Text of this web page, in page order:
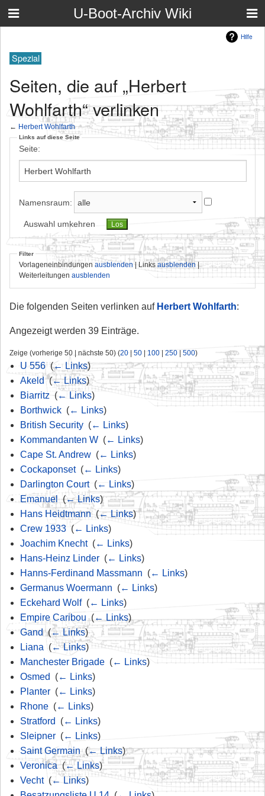
U-Boot-Archiv Wiki
Hilfe
Spezial
Seiten, die auf „Herbert
Wohlfarth“ verlinken
← Herbert Wohlfarth
Links auf diese Seite
Seite:
Namensraum:
Auswahl umkehren
Filter
Vorlageneinbindungen ausblenden| Linksausblenden|
Weiterleitungen ausblenden
Die folgenden Seiten verlinken auf Herbert Wohlfarth:
Angezeigt werden 39 Einträge.
Zeige (vorherige 50 | nächste 50) (20 | 50 | 100 | 250 | 500)
U 556‎(← Links)
Akeld ‎(← Links)
Biarritz ‎(← Links)
Borthwick‎ (← Links)
British Security‎ (← Links)
Kommandanten W‎ (← Links)
Cape St. Andrew‎ (← Links)
Cockaponset‎ (← Links)
Darlington Court‎ (← Links)
Emanuel ‎(← Links)
Hans Heidtmann‎(← Links)
Crew 1933‎(← Links)
Joachim Knecht‎ (← Links)
Hans-Heinz Linder‎ (← Links)
Hanns-Ferdinand Massmann (← Links)
Germanus Woermann (← Links)
Eckehard Wolf‎ (← Links)
Empire Caribou ‎(← Links)
Gand‎(← Links)
Liana ‎(← Links)
Manchester Brigade‎ (← Links)
Osmed
(← Links)
Planter‎ (← Links)
Rhone‎ (← Links)
Stratford
(← Links)
Sleipner‎ (← Links)
Saint Germain‎(← Links)
Veronica‎(← Links)
Vecht‎ (← Links)